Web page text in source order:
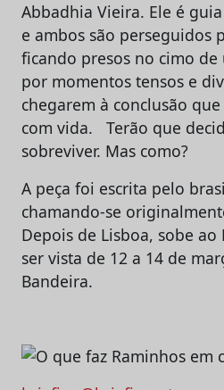
Abbadhia Vieira. Ele é
e ambos são perseguidos
ficando presos no cimo de
por momentos tensos e
chegarem à conclusão
com vida. Terão que
sobreviver. Mas como?
A peça foi escrita pelo
chamando-se
Depois de Lisboa, sobe
ser vista de 12 a 14 de
Bandeira.